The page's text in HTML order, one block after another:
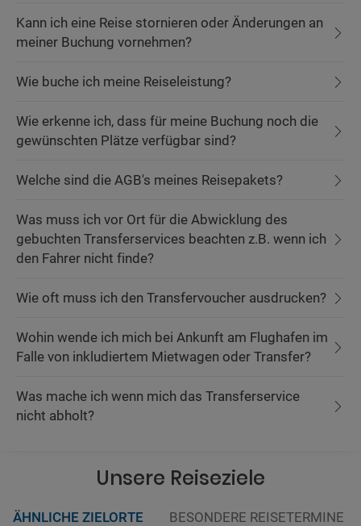
Kann ich eine Reise stornieren oder Änderungen an
meiner Buchung vornehmen?
Wie buche ich meine Reiseleistung?
Wie erkenne ich, dass für meine Buchung noch die
gewünschten Plätze verfügbar sind?
Welche sind die AGB's meines Reisepakets?
Was muss ich vor Ort für die Abwicklung des
gebuchten Transferservices beachten z.B. wenn ich
den Fahrer nicht finde?
Wie oft muss ich den Transfervoucher ausdrucken?
Wohin wende ich mich bei Ankunft am Flughafen im
Falle von inkludiertem Mietwagen oder Transfer?
Was mache ich wenn mich das Transferservice
nicht abholt?
Unsere Reiseziele
ÄHNLICHE ZIELORTE BESONDERE REISETERMINE